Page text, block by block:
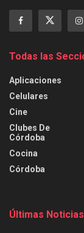
Todas las
Aplicaciones
Celulares
Cine
Clubes De
Córdoba
Cocina
Córdoba
Últimas Noticias